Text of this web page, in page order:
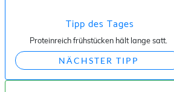
Tipp des Tages
Proteinreich frühstücken hält lange satt.
NÄCHSTER TIPP